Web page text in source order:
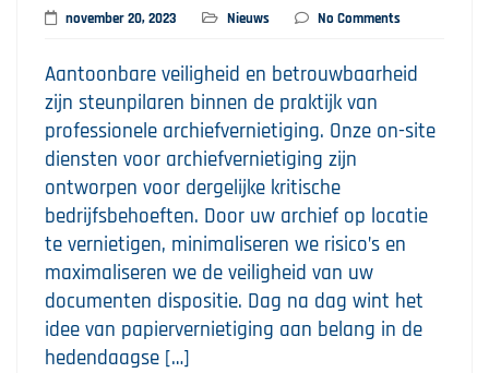
november 20, 2023 Nieuws No Comments
Aantoonbare veiligheid en betrouwbaarheid
zijn steunpilaren binnen de praktijk van
professionele archiefvernietiging. Onze on-site
diensten voor archiefvernietiging zijn
ontworpen voor dergelijke kritische
bedrijfsbehoeften. Door uw archief op locatie
te vernietigen, minimaliseren we risico’s en
maximaliseren we de veiligheid van uw
documenten dispositie. Dag na dag wint het
idee van papiervernietiging aan belang in de
hedendaagse […]